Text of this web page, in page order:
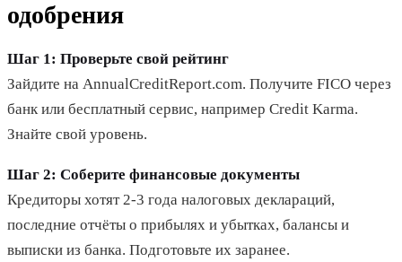
одобрения
Шаг 1: Проверьте свой рейтинг
Зайдите на AnnualCreditReport.com. Получите FICO через
банк или бесплатный сервис, например Credit Karma.
Знайте свой уровень.
Шаг 2: Соберите финансовые документы
Кредиторы хотят 2-3 года налоговых деклараций,
последние отчёты о прибылях и убытках, балансы и
выписки из банка. Подготовьте их заранее.